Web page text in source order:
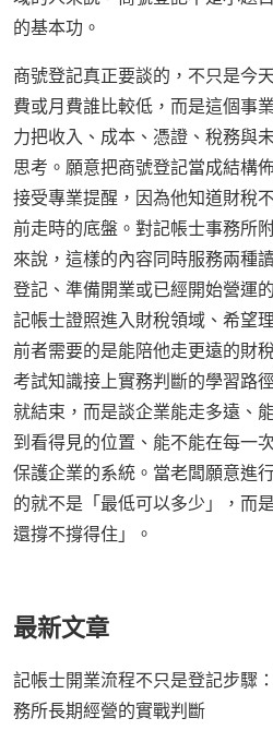
的基本功。
商號登記真正要談的，不只是今
費或月費誰比較低，而是這個事
力把收入、成本、憑證、稅務與
思考。願意把商號登記當成結構
接受專業提醒，因為他知道財稅
前走時的底盤。對記帳士事務所
來說，這樣的內容同時服務兩種
登記、準備開業或已經開始營運
記帳士證照進入財稅領域、希望
前者需要的是能陪他走更遠的財
考試知識接上實務判斷的學習路
就結束，而是談企業能走多遠、
到看得見的位置、能不能在每一
保護企業的系統。當老闆願意進
的就不是「最低可以多少」，而
還撐不撐得住」。
最新文章
記帳士開業流程不只是登記步驟
務所長期經營的實戰判斷